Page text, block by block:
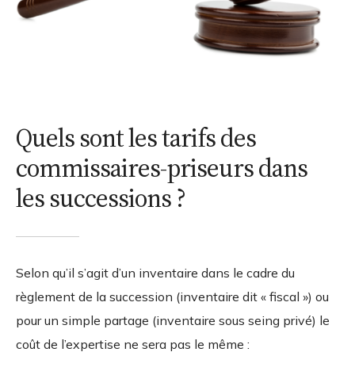
Quels sont les tarifs des
commissaires-priseurs dans
les successions ?
Selon qu’il s’agit d’un inventaire dans le cadre du
règlement de la succession (inventaire dit « fiscal ») ou
pour un simple partage (inventaire sous seing privé) le
coût de l’expertise ne sera pas le même :